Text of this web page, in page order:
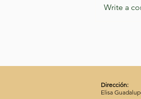
Write a
Dirección:
Elisa